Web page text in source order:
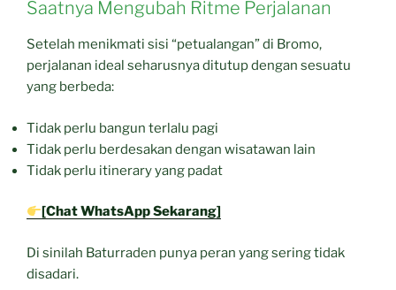
Saatnya Mengubah Ritme Perjalanan
Setelah menikmati sisi “petualangan” di Bromo,
perjalanan ideal seharusnya ditutup dengan sesuatu
yang berbeda:
Tidak perlu bangun terlalu pagi
Tidak perlu berdesakan dengan wisatawan lain
Tidak perlu itinerary yang padat
[Chat WhatsApp Sekarang]
Di sinilah Baturraden punya peran yang sering tidak
disadari.